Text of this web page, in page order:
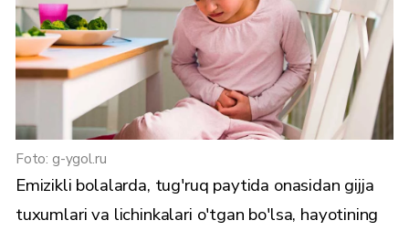
Foto: g-ygol.ru
Emizikli bolalarda, tug'ruq paytida onasidan gijja
tuxumlari va lichinkalari o'tgan bo'lsa, hayotining